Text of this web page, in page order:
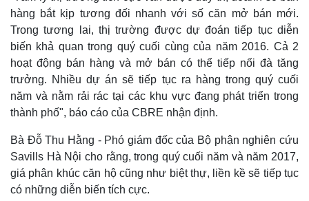
Bất động sản
Khởi nghiệp
Giá vàng
Tỷ giá
Chứng khoán
Giá cà phê
hàng bắt kịp tương đối nhanh với số căn mở bán mới.
Trong tương lai, thị trường được dự đoán tiếp tục diễn
biến khả quan trong quý cuối cùng của năm 2016. Cả 2
hoạt động bán hàng và mở bán có thể tiếp nối đà tăng
trưởng. Nhiều dự án sẽ tiếp tục ra hàng trong quý cuối
năm và nằm rải rác tại các khu vực đang phát triển trong
thành phố", báo cáo của CBRE nhận định.
Bà Đỗ Thu Hằng - Phó giám đốc của Bộ phận nghiên cứu
Savills Hà Nội cho rằng, trong quý cuối năm và năm 2017,
giá phân khúc căn hộ cũng như biệt thự, liền kề sẽ tiếp tục
có những diễn biến tích cực.